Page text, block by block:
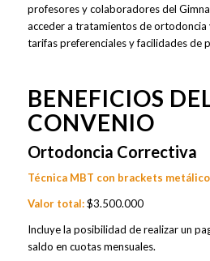
profesores y colaboradores del
acceder a tratamientos de
tarifas preferenciales y facilidades de
BENEFICIOS
CONVENIO
Ortodoncia Correctiva
Técnica MBT con brackets
Valor total:$3.500.000
Incluye la posibilidad de realizar un
saldo en cuotas mensuales.